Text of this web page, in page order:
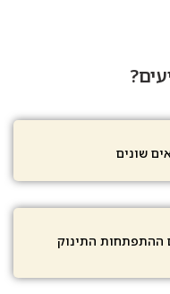
שונים
ההתפתחות התינוק